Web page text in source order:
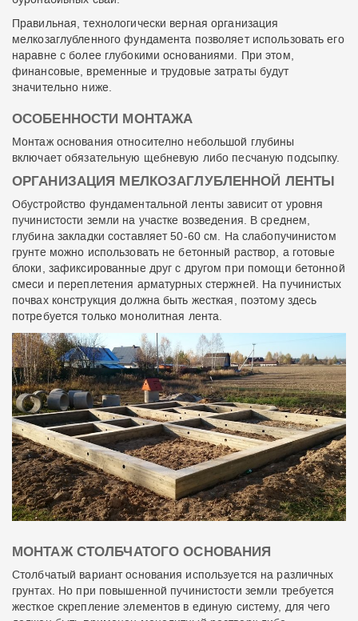
Правильная, технологически верная организация
мелкозаглубленного фундамента позволяет использовать его
наравне с более глубокими основаниями. При этом,
финансовые, временные и трудовые затраты будут
значительно ниже.
ОСОБЕННОСТИ МОНТАЖА
Монтаж основания относително небольшой глубины
включает обязательную щебневую либо песчаную подсыпку.
ОРГАНИЗАЦИЯ МЕЛКОЗАГЛУБЛЕННОЙ ЛЕНТЫ
Обустройство фундаментальной ленты зависит от уровня
пучинистости земли на участке возведения. В среднем,
глубина закладки составляет 50-60 см. На слабопучинистом
грунте можно использовать не бетонный раствор, а готовые
блоки, зафиксированные друг с другом при помощи бетонной
смеси и переплетения арматурных стержней. На пучинистых
почвах конструкция должна быть жесткая, поэтому здесь
потребуется только монолитная лента.
МОНТАЖ СТОЛБЧАТОГО ОСНОВАНИЯ
Столбчатый вариант основания используется на различных
грунтах. Но при повышенной пучинистости земли требуется
жесткое скрепление элементов в единую систему, для чего